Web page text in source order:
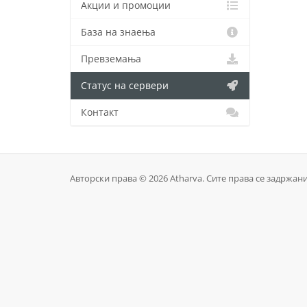
Акции и промоции
База на знаења
Превземања
Статус на сервери
Контакт
Авторски права © 2026 Atharva. Сите права се